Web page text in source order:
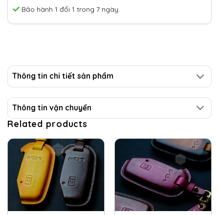
Bảo hành 1 đổi 1 trong 7 ngày.
Thông tin chi tiết sản phẩm
Thông tin vận chuyển
Related products